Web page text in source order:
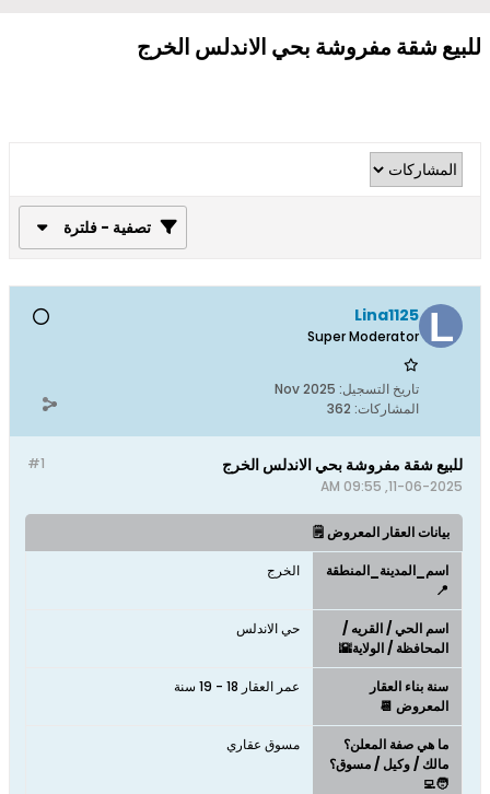
للبيع شقة مفروشة بحي الاندلس الخرج
تصفية - فلترة
Lina1125
Super Moderator
تاريخ التسجيل: Nov 2025
المشاركات: 362
#1 للبيع شقة مفروشة بحي الاندلس الخرج
11-06-2025, 09:55 AM
بيانات العقار المعروض 🗒️
اسم_المدينة_المنطقة
📍
الخرج
اسم الحي / القريه /
المحافظة / الولاية🌇
حي الاندلس
سنة بناء العقار
المعروض 📆
عمر العقار 18 - 19 سنة
ما هي صفة المعلن؟
مالك / وكيل / مسوق؟
🧑‍💻
مسوق عقاري